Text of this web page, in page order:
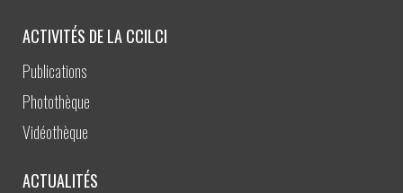
ACTIVITÉS DE LA CCILCI
Publications
Photothèque
Vidéothèque
ACTUALITÉS